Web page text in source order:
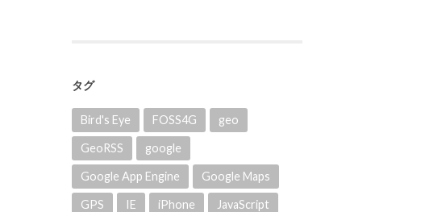
タグ
Bird's Eye FOSS4G geo
GeoRSS google
Google App Engine Google Maps
GPS IE iPhone JavaScript